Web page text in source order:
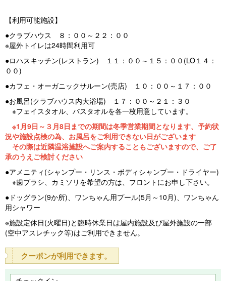
【利用可能施設】
●クラブハウス ８：００～２２：００
※屋外トイレは24時間利用可
●ロハスキッチン(レストラン) １１：００～１５：００(LO１４：
００)
●カフェ・オーガニックサルーン(売店) １０：００～１７：００
●お風呂(クラブハウス内大浴場) １７：００～２１：３０
※フェイスタオル、バスタオルを各一枚用意しています。
※1月9日～３月8日までの期間は冬季営業期間となります、予約状
況や施設点検の為、お風呂をご利用できない日がございます
その際は近隣温浴施設へご案内することもございますので、ご了
承のうえご検討ください
●アメニティ(シャンプー・リンス・ボディシャンプー・ドライヤー)
※歯ブラシ、カミソリを希望の方は、フロントにお申し下さい。
●ドッグラン(9か所)、ワンちゃん用プール(5月～10月)、ワンちゃん
用シャワー
※施設定休日(火曜日)と臨時休業日は屋内施設及び屋外施設の一部
(空中アスレチック等)はご利用できません。
クーポンが利用できます。